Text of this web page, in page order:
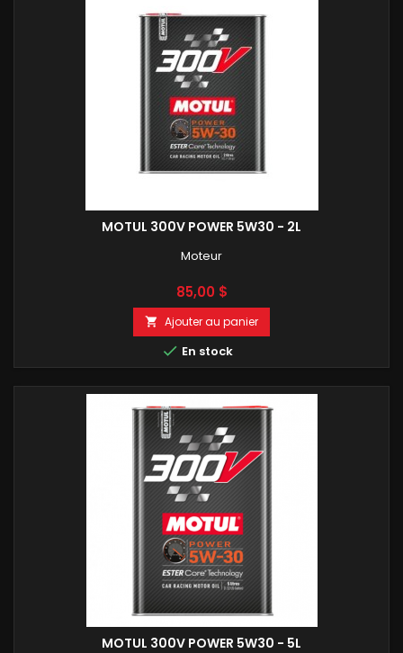
MOTUL 300V POWER 5W30 - 2L
Moteur
Prix
85,00 $
 Ajouter au panier
 En stock
MOTUL 300V POWER 5W30 - 5L